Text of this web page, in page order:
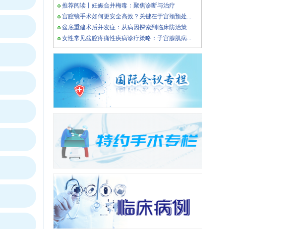
推荐阅读丨妊娠合并梅毒：聚焦诊断与治疗
宫腔镜手术如何更安全高效？关键在于宫颈预处...
盆底重建术后并发症：从病因探索到临床防治策...
女性常见盆腔疼痛性疾病诊疗策略：子宫腺肌病...